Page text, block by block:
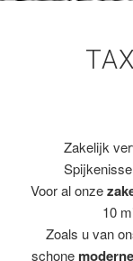
Zakelijk
Voor al onze
10
Zoals u van
schone